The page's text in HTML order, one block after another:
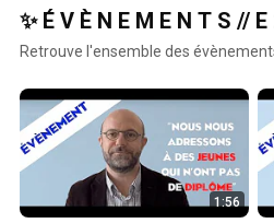
✨ É V È
Retrouve l'ensemble des
1:56